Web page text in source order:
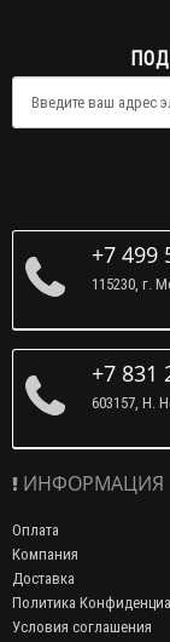
+7 499
115230, г.
+7 831
603157, Н.
ИНФОРМАЦИЯ
Оплата
Компания
Доставка
Политика
Условия соглашения